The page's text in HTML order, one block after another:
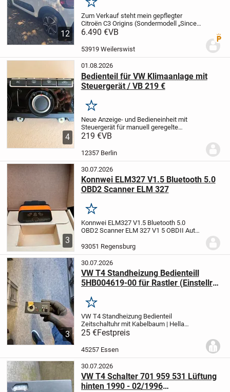
12
Merken
Zum Verkauf steht mein gepflegter
Citroën C3 Origins (Sondermodell „Since
1919“). Das Fahrzeug befindet sich
guten Zustand. Der
6.490 €VB
53919 Weilerswist
4
01.08.2026
Bedienteil für VW Klimaanlage mit
Steuergerät / VB 219 €
Merken
Neue Anzeige- und Bedieneinheit mit
Steuergerät für manuell geregelte
Klimaanlage für Fahrzeuge mit
sowie Sitzheizung.
Juni / 2011 – Januar /...
219 €VB
12357 Berlin
3
30.07.2026
Konnwei ELM327 V1.5 Bluetooth 5.0
OBD2 Scanner ELM 327
Merken
Konnwei ELM327 V1.5 Bluetooth 5.0
OBD2 Scanner ELM 327 V1 5 OBDII Auto
Code ReaderGebraucht paar mal benutz.
15€ Festpreis!Nur Barzahlung bei
Abholung möglich...
93051 Regensburg
3
30.07.2026
VW T4 Standheizung Bedienteill
5HB004619-00 für Rastler (Einstellraf
Merken
VW T4 Standheizung Bedienteil
Zeitschaltuhr mit Kabelbaum | Hella
5HB004619-00Beschreibung:
Verkauf steht hier ein originales
Standheizungs-Bedienteil (Zeitschaltuhr /
25 €Festpreis
45257 Essen
30.07.2026
VW T4 Schalter 701 959 531 Lüftung
hinten 1990 - 02/1996